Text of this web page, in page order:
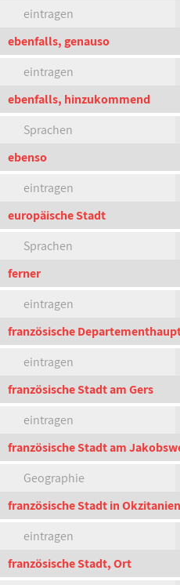
eintragen
ebenfalls, genauso
eintragen
ebenfalls, hinzukommend
Sprachen
ebenso
eintragen
europäische Stadt
Sprachen
ferner
eintragen
französische
eintragen
französische Stadt am Gers
eintragen
französische Stadt am
Geographie
französische Stadt in Okzitanien
eintragen
französische Stadt, Ort